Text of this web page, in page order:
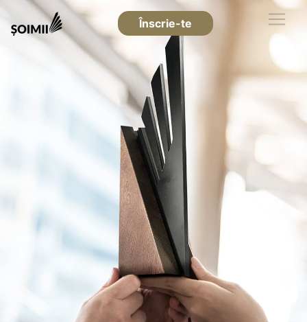
Înscrie-te